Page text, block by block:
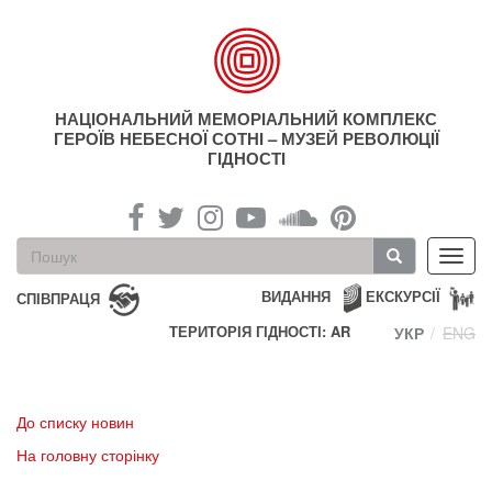
НАЦІОНАЛЬНИЙ МЕМОРІАЛЬНИЙ КОМПЛЕКС
ГЕРОЇВ НЕБЕСНОЇ СОТНІ – МУЗЕЙ РЕВОЛЮЦІЇ
ГІДНОСТІ
Пошукова
форма
Пошук
СПІВПРАЦЯ ЕКСКУРСІЇ
ВИДАННЯ
ТЕРИТОРІЯ ГІДНОСТІ: AR
УКР ENG
До списку новин
На головну сторінку